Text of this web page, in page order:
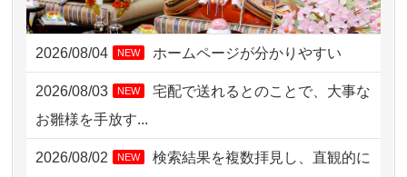
2026/08/02 10:39 神奈川の方からお申込み
2026/08/02 09:15 神奈川の方からお申込み
2026/08/02 06:46 相模原の方からお申込み
2026/08/04 NEW ホームページが分かりやすい
2026/08/03 NEW
宅配で送れるとのことで、大事な
お雛様を手放す...
2026/08/02 NEW
検索結果を複数拝見し、直観的に